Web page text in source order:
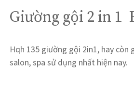
Giường gội 2 in 1
Hqh 135 giường gội 2in1, hay
salon, spa sử dụng nhất hiện nay.